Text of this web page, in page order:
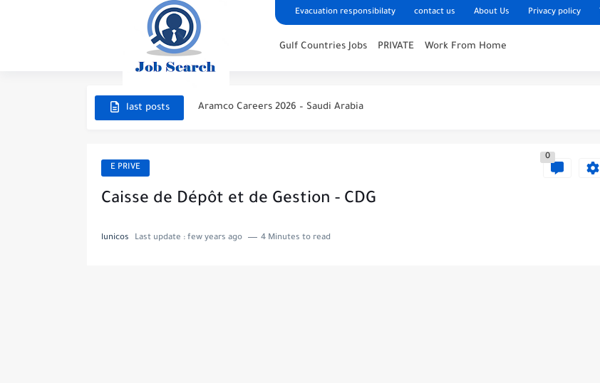
Evacuation responsibilaty contact us About Us Privacy policy
Gulf Countries Jobs PRIVATE Work From Home
last posts
STC Careers 2026 – Saudi Arabia
Top High Paying Careers 2026 – Energy, AI, FinTech, Space,...
Luxury Hospitality & Tourism Careers 2026 – High Paying Jobs...
E PRIVE
0
Caisse de Dépôt et de Gestion - CDG
lunicos Last update : few years ago 4 Minutes to read